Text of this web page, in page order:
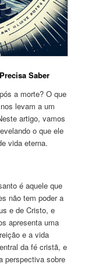
Saber
a morte? O que
levam a um
artigo, vamos
o que ele
vida eterna.
é aquele que
não tem poder a
e de Cristo, e
apresenta uma
e a vida
da fé cristã, e
perspectiva sobre